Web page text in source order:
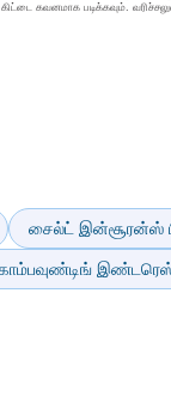
கவனமாக படிக்கவும்.
சைல்ட் இன்சூரன்ஸ்